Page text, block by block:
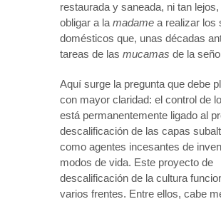
restaurada y saneada, ni tan
obligar a la madame a realizar los
domésticos que, unas décadas
tareas de las mucamas de la
Aquí surge la pregunta que debe
con mayor claridad: el control de
está permanentemente ligado al
descalificación de las capas
como agentes incesantes de
modos de vida. Este proyecto de
descalificación de la cultura
varios frentes. Entre ellos, cabe